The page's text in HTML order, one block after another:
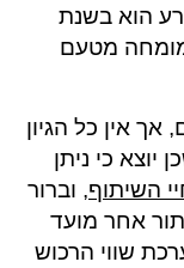
הוא בשנת
למומחה מטעם
אך אין כל הגיון
יוצא כי ניתן
השיתוף, וברור
אחר מועד
שווי הרכוש